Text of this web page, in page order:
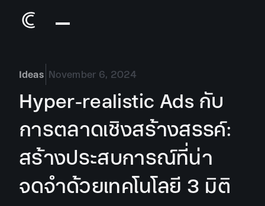
Ideas November 6, 2024
Hyper-realistic Ads กับ
การตลาดเชิงสร้างสรรค์:
สร้างประสบการณ์ที่น่า
จดจำด้วยเทคโนโลยี 3 มิติ